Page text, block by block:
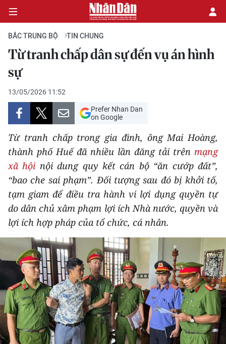
CHÍNH TRỊ
KINH TẾ
VĂN HÓA
XÃ HỘI
PHÁP LUẬT
DU LỊCH
THẾ GIỚI
THỂ THAO
GIÁO DỤC
Y TẾ
KHOA HỌC - CÔNG NGHỆ
MÔI TRƯỜNG
BẮC TRUNG BỘ TIN CHUNG
Từ tranh chấp dân sự đến vụ án hình
sự
13/05/2026 11:52
Prefer Nhan Dan
on Google
Từ tranh chấp trong gia đình, ông Mai Hoàng,
thành phố Huế đã nhiều lần đăng tải trên mạng
xã hội nội dung quy kết cán bộ “ăn cướp đất”,
“bao che sai phạm”. Đối tượng sau đó bị khởi tố,
tạm giam để điều tra hành vi lợi dụng quyền tự
do dân chủ xâm phạm lợi ích Nhà nước, quyền và
lợi ích hợp pháp của tổ chức, cá nhân.